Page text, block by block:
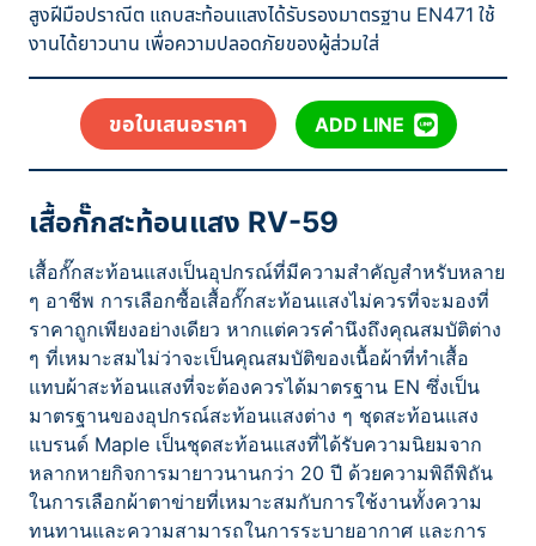
สูงฝีมือปราณีต แถบสะท้อนแสงได้รับรองมาตรฐาน EN471 ใช้
งานได้ยาวนาน เพื่อความปลอดภัยของผู้ส่วมใส่
ขอใบเสนอราคา ADD LINE
เสื้อกั๊กสะท้อนแสง RV-59
เสื้อกั๊กสะท้อนแสงเป็นอุปกรณ์ที่มีความสำคัญสำหรับหลาย
ๆ อาชีพ การเลือกซื้อเสื้อกั๊กสะท้อนแสงไม่ควรที่จะมองที่
ราคาถูกเพียงอย่างเดียว หากแต่ควรคำนึงถึงคุณสมบัติต่าง
ๆ ที่เหมาะสมไม่ว่าจะเป็นคุณสมบัติของเนื้อผ้าที่ทำเสื้อ
แทบผ้าสะท้อนแสงที่จะต้องควรได้มาตรฐาน EN ซึ่งเป็น
มาตรฐานของอุปกรณ์สะท้อนแสงต่าง ๆ ชุดสะท้อนแสง
แบรนด์ Maple เป็นชุดสะท้อนแสงที่ได้รับความนิยมจาก
หลากหายกิจการมายาวนานกว่า 20 ปี ด้วยความพิถีพิถัน
ในการเลือกผ้าตาข่ายที่เหมาะสมกับการใช้งานทั้งความ
ทนทานและความสามารถในการระบายอากาศ และการ